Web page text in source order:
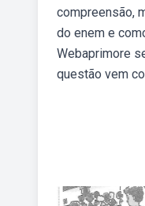
compreensão,
do enem e
Webaprimore
questão vem